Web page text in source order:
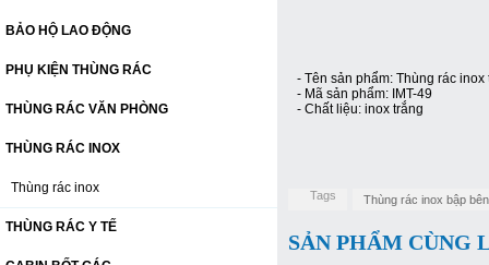
BẢO HỘ LAO ĐỘNG
PHỤ KIỆN THÙNG RÁC
THÙNG RÁC VĂN PHÒNG
THÙNG RÁC INOX
Thùng rác inox
THÙNG RÁC Y TẾ
- Tên sản phẩm: Thùng rác
- Mã sản phẩm: IMT-49
- Chất liệu: inox trắng
Tags Thùng rác inox bập
SẢN PHẨM CÙNG